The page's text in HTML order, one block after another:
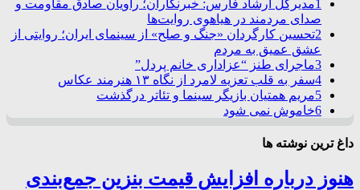
1مدیرکل ارشاد فارس: خبرنگاران؛ راویان صادق مقاومت و
صدای مردمند در هیاهوی روایت‌ها
2تحسین کارگردان «جنگ و صلح» از سینمای ایران؛ روایتی از
عشق عمیق به مردم
3ماجرای طنز “عزاداری خانم پردل”
4سفر به قلب تعزیه لامرد از نگاه ۱۳ هنرمند عکاس
5مریم همتیان بازیگر سینما و تئاتر درگذشت
6خاموش نمی شود
داغ ترین نوشته ها
هنوز درباره افزایش قیمت بنزین جمع‌بندی